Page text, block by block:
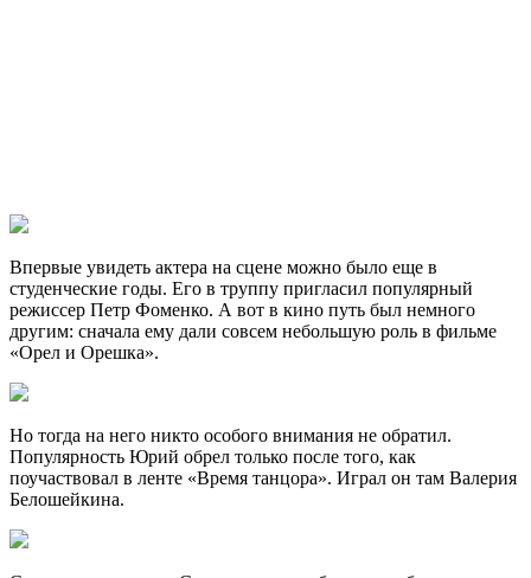
Впервые увидеть актера на сцене можно было еще в
студенческие годы. Его в труппу пригласил популярный
режиссер Петр Фоменко. А вот в кино путь был немного
другим: сначала ему дали совсем небольшую роль в фильме
«Орел и Орешка».
Но тогда на него никто особого внимания не обратил.
Популярность Юрий обрел только после того, как
поучаствовал в ленте «Время танцора». Играл он там Валерия
Белошейкина.